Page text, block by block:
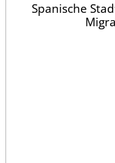
Spanische